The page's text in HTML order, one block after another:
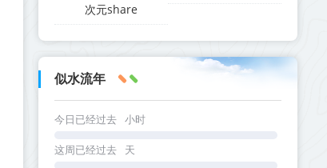
次元share
似水流年
今日已经过去 小时
这周已经过去 天